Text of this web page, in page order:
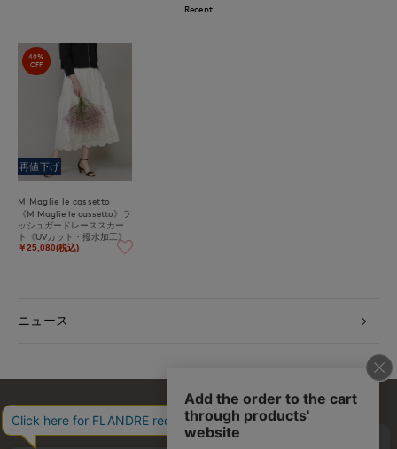
Recent
40%
OFF
再値下げ
M Maglie le cassetto
《M Maglie le cassetto》ラ
ッシュガードレーススカー
ト《UVカット・撥水加工》
￥25,080(税込)
ニュース